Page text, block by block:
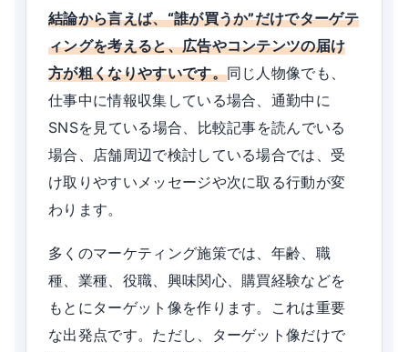
結論から言えば、“誰が買うか”だけでターゲテ
ィングを考えると、広告やコンテンツの届け
方が粗くなりやすいです。同じ人物像でも、
仕事中に情報収集している場合、通勤中に
SNSを見ている場合、比較記事を読んでいる
場合、店舗周辺で検討している場合では、受
け取りやすいメッセージや次に取る行動が変
わります。
多くのマーケティング施策では、年齢、職
種、業種、役職、興味関心、購買経験などを
もとにターゲット像を作ります。これは重要
な出発点です。ただし、ターゲット像だけで